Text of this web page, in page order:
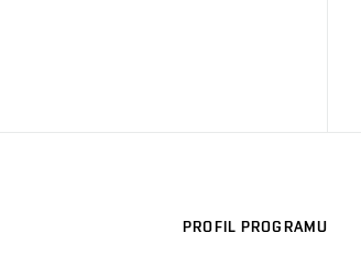
PROFIL PROGRAMU